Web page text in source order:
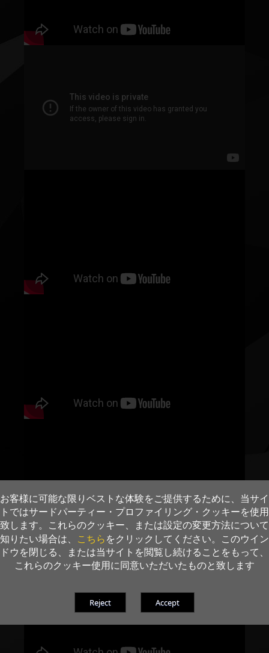
お客様に可能な限りベストな体験をご提供するために、当サイ
トではサードパーティー・プロファイリング・クッキーを使用
致します。これらのクッキー、または設定の変更方法について
知りたい場合は、
こちら をクリックしてください。このウイン
ドウを閉じる、または当サイトを閲覧し続けることをもって、
これらのクッキー使用に同意いただいたものと致します